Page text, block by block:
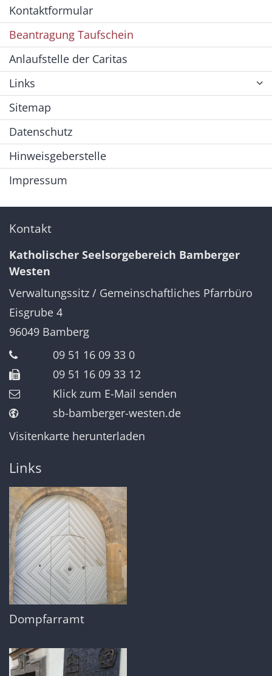
Kontaktformular
Beantragung Taufschein
Anlaufstelle der Caritas
Links
Sitemap
Datenschutz
Hinweisgeberstelle
Impressum
Kontakt
Katholischer Seelsorgebereich Bamberger
Westen
Verwaltungssitz / Gemeinschaftliches Pfarrbüro
Eisgrube 4
96049 Bamberg
09 51 16 09 33 0
09 51 16 09 33 12
Klick zum E-Mail senden
sb-bamberger-westen.de
Visitenkarte herunterladen
Links
Dompfarramt